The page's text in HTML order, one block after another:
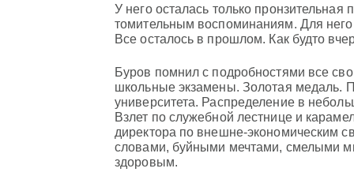
У него осталась только
томительным воспоминаниям. Для
Все осталось в прошлом. Как будто
Буров помнил с подробностями все
школьные экзамены. Золотая медаль.
университета. Распределение в
Взлет по служебной лестнице и
директора по внешне-экономическим
словами, буйными мечтами, смелыми
здоровым.